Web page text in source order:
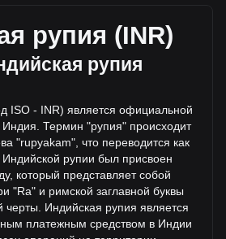
оборотного предложения Pi
Объем торгов упал на Pi%
за последние 24 часа, а объем
₹905,672,592.9 было продано за
информация о Pi на
рупия (INR)
рупия
ISO - INR) является официальной
Индия. Термин "рупия" происходит
"rupyakam", что переводится как
рупии был присвоен
который представляет собой
"Ra" и римской заглавной буквы
черты. Индийская рупия является
платежным средством в Индии